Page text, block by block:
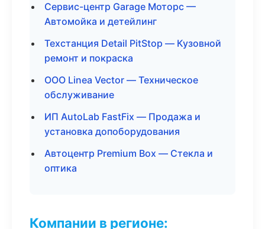
Сервис-центр Garage Моторс —
Автомойка и детейлинг
Техстанция Detail PitStop — Кузовной
ремонт и покраска
ООО Linea Vector — Техническое
обслуживание
ИП AutoLab FastFix — Продажа и
установка допоборудования
Автоцентр Premium Box — Стекла и
оптика
Компании в регионе: